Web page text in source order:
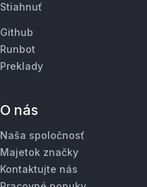
Stiahnuť
Github
Runbot
Preklady
O nás
Naša spoločnosť
Majetok značky
Kontaktujte nás